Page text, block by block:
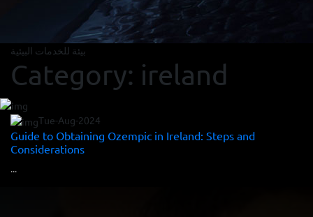
بيئة للخدمات البيئية
Category: ireland
Tue-Aug-2024
Guide to Obtaining Ozempic in Ireland: Steps and
Considerations
...